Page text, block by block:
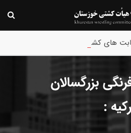
های کشتی فرنگی نونهالان انتخابی
بزرگسالان
: